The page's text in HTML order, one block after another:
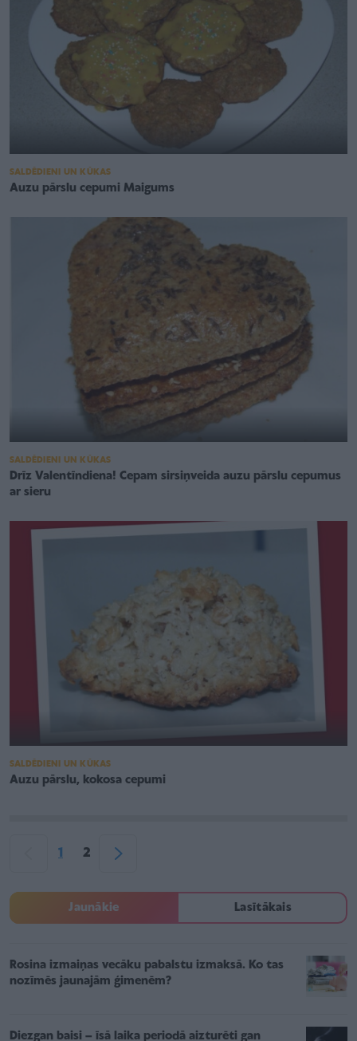
SALDĒDIENI UN KŪKAS
Auzu pārslu cepumi Maigums
SALDĒDIENI UN KŪKAS
Drīz Valentīndiena! Cepam sirsiņveida auzu pārslu cepumus
ar sieru
SALDĒDIENI UN KŪKAS
Auzu pārslu, kokosa cepumi
1 2
Jaunākie Lasītākais
Rosina izmaiņas vecāku pabalstu izmaksā. Ko tas
nozīmēs jaunajām ģimenēm?
Diezgan baisi – īsā laika periodā aizturēti gan